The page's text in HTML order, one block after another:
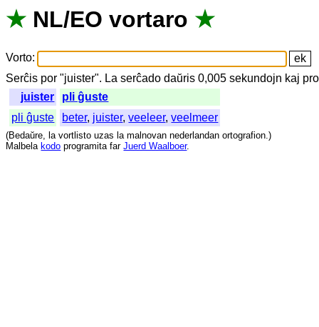
★ NL/EO vortaro ★
Vorto:
Serĉis por "juister". La serĉado daŭris 0,005sekundojn kaj
juister
pli ĝuste
pli ĝuste
beter, juister,veeleer,veelmeer
(Bedaŭre, la vortlisto uzas la malnovan nederlandan ortografion.)
Malbela kodo programita far Juerd Waalboer.